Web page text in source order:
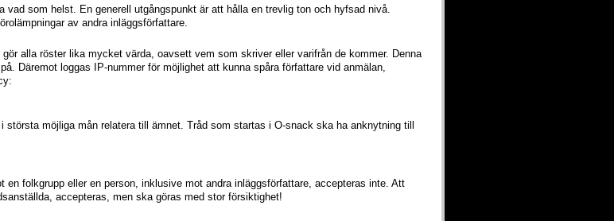
vad som helst. En generell utgångspunkt är att hålla en trevlig ton och hyfsad nivå.
av andra inläggsförfattare.
alla röster lika mycket värda, oavsett vem som skriver eller varifrån de kommer. Denna
Däremot loggas IP-nummer för möjlighet att kunna spåra författare vid anmälan,
möjliga mån relatera till ämnet. Tråd som startas i O-snack ska ha anknytning till
en folkgrupp eller en person, inklusive mot andra inläggsförfattare, accepteras inte. Att
accepteras, men ska göras med stor försiktighet!